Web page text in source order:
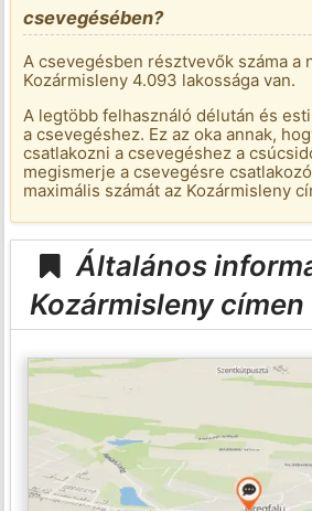
csevegésében?
A csevegésben résztvevők száma a
Kozármisleny 4.093 lakossága van.
A legtöbb felhasználó délután és
a csevegéshez. Ez az oka annak,
csatlakozni a csevegéshez a
megismerje a csevegésre
maximális számát az Kozármisleny
Általános
Kozármisleny címen